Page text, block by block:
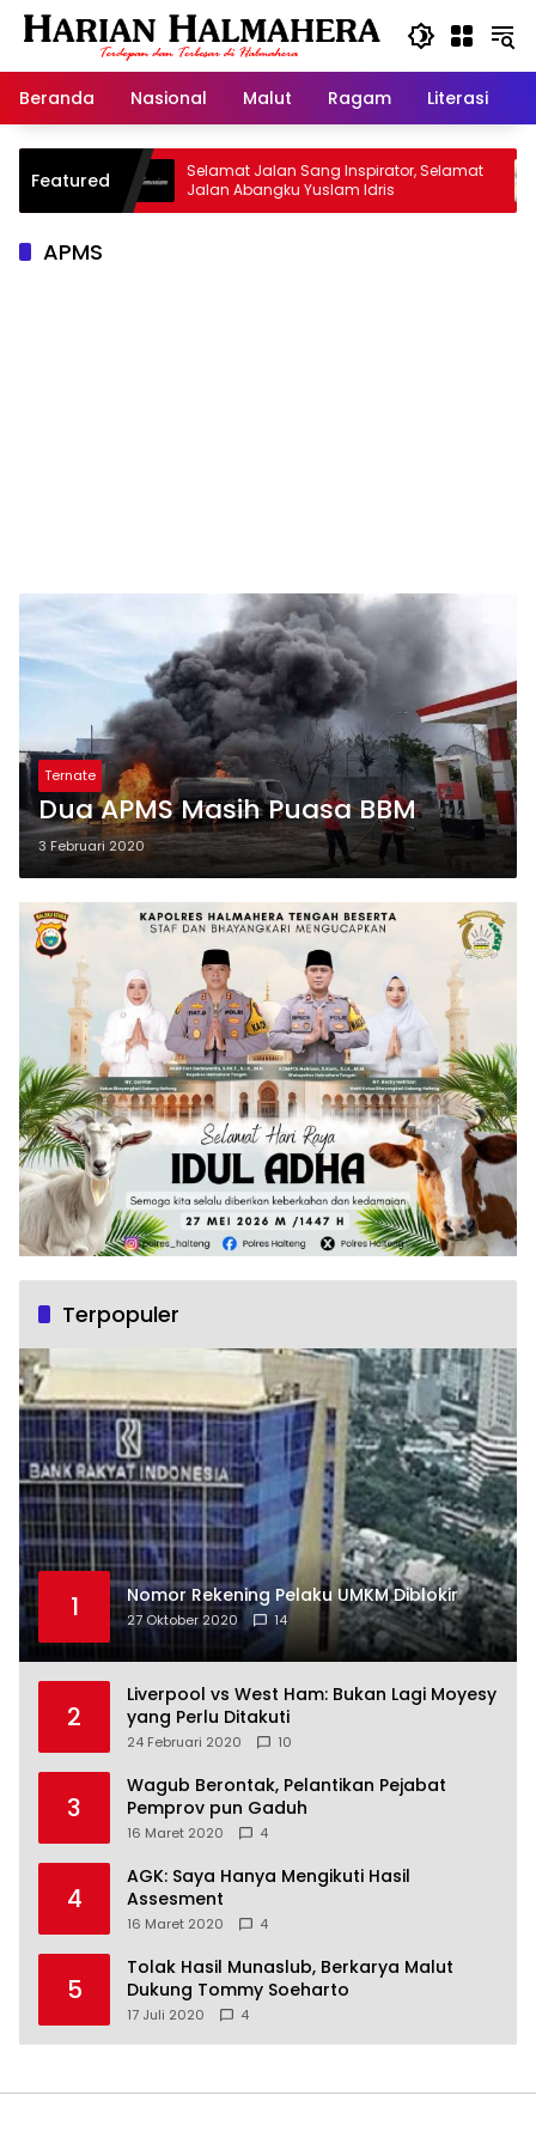
Langsung
Beranda
Nasional Malut Ragam Literasi
Featured
Selamat Jalan Sang Inspirator, Selamat
Jalan Abangku Yuslam Idris
APMS
Ternate
Dua APMS Masih Puasa BBM
3 Februari 2020
Terpopuler
1 Nomor Rekening Pelaku UMKM Diblokir
27 Oktober 2020 14
2
Liverpool vs West Ham: Bukan Lagi Moyesy
yang Perlu Ditakuti
24 Februari 2020 10
3
Wagub Berontak, Pelantikan Pejabat
Pemprov pun Gaduh
16 Maret 2020 4
4
AGK: Saya Hanya Mengikuti Hasil
Assesment
16 Maret 2020 4
5
Tolak Hasil Munaslub, Berkarya Malut
Dukung Tommy Soeharto
17 Juli 2020 4